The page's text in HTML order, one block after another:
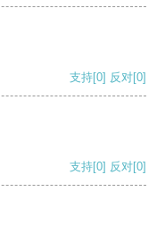
支持[0] 反对[0]
支持[0] 反对[0]